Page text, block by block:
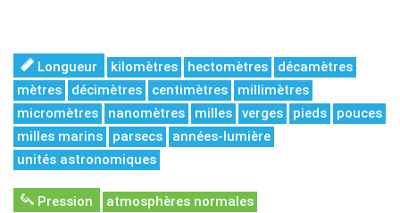
Longueur kilomètres hectomètres
décamètres
mètres
décimètres centimètres
millimètres
micromètres
nanomètres milles verges pieds
pouces
milles marins
parsecs
années-lumière
unités astronomiques
Pression
atmosphères normales